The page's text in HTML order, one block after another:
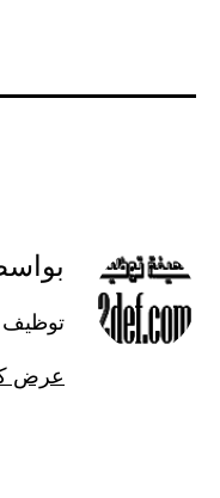
توظيف
عرض